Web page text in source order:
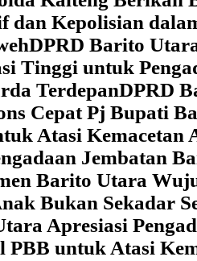
dan Kepolisian
DPRD Barito
Tinggi untuk
TerdepanDPRD
Cepat Pj Bupati
Atasi Kemacetan
Jembatan
Barito Utara
Bukan Sekadar
Apresiasi
untuk Atasi